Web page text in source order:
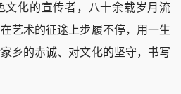
文化的宣传者，八十余载岁月流
艺术的征途上步履不停，用一生
乡的赤诚、对文化的坚守，书写